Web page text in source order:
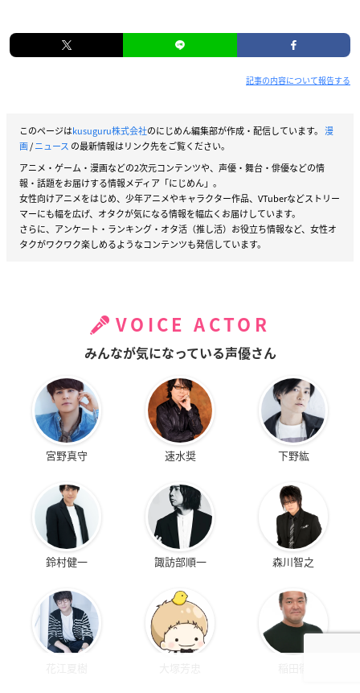
記事の内容について報告する
このページはkusuguru株式会社のにじめん編集部が作成・配信しています。 漫
画/ニュース の最新情報はリンク先をご覧ください。
アニメ・ゲーム・漫画などの2次元コンテンツや、声優・舞台・俳優などの情
報・話題をお届けする情報メディア「にじめん」。
女性向けアニメをはじめ、少年アニメやキャラクター作品、VTuberなどストリー
マーにも幅を広げ、オタクが気になる情報を幅広くお届けしています。
さらに、アンケート・ランキング・オタ活（推し活）お役立ち情報など、女性オ
タクがワクワク楽しめるようなコンテンツも発信しています。
VOICE ACTOR
みんなが気になっている声優さん
宮野真守 速水奨 下野紘
鈴村健一 諏訪部順一 森川智之